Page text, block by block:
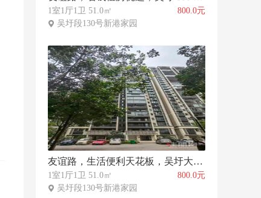
1室1厅1卫 51.0㎡
800.0元
吴圩段130号新港家园
友谊路，生活便利天花板，吴圩大单间仅 800 元近商超菜市
1室1厅1卫 51.0㎡
800.0元
吴圩段130号新港家园